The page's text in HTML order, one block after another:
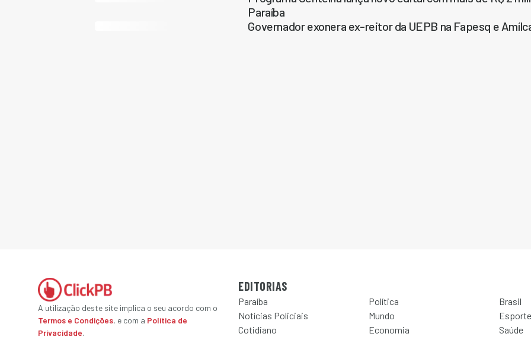
Paraíba
Governador exonera ex-reitor da UEPB na Fapesq e
A utilização deste site implica o seu acordo com o
Termos e Condições, e com a Política de
Privacidade.
EDITORIAS
Paraíba Política
Brasil
Notícias Policiais
Mundo
Esporte
Cotidiano
Economia
Saúde